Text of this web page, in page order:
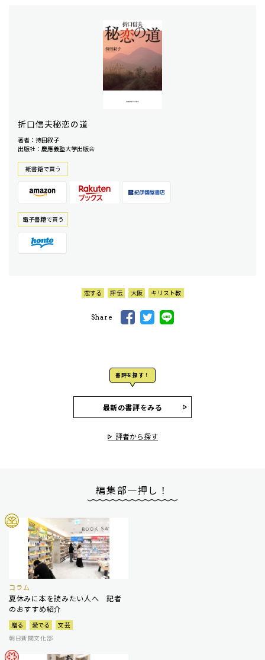
折口信夫秘恋の道
著者：持田叙子
出版社：慶應義塾大学出版会
紙書籍で買う
電⼦書籍で買う
恋する 評伝 大阪 キリスト教
Share
書評を探す！
最新の書評をみる
評者から探す
編集部一押し！
コラム
夏休みに本を読みたい人へ 記者
のおすすめ紹介
贈る 愛でる
文芸
朝日新聞文化部